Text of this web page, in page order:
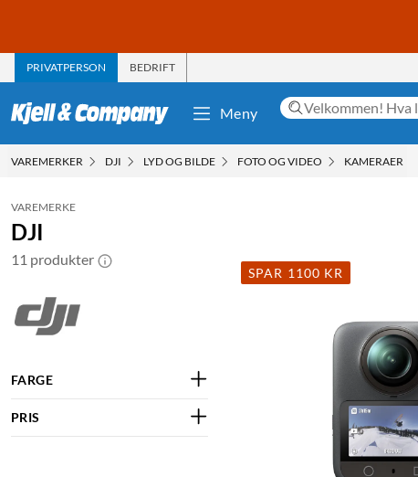
PRIVATPERSON BEDRIFT
Meny
VAREMERKER DJI LYD OG BILDE FOTO OG VIDEO KAMERAER
VAREMERKE
DJI
11 produkter
FARGE
PRIS
SPAR 1100 KR